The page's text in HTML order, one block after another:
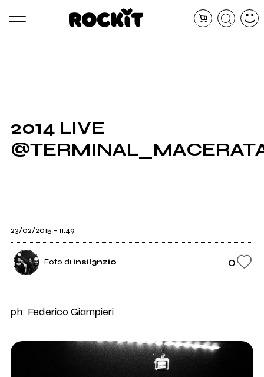
SHOP
RADIO
2014 LIVE
23/02/2015 - 11:49
Foto di insil3nzio 0
ph: Federico Giampieri